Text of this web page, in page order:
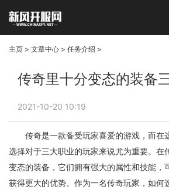
主页 > 文章中心 > 任务介绍 >
2021-10-20 10:19
传奇是一款备受玩家喜爱的游戏，而在
选择对于三大职业的玩家来说尤为重要。在
变态的装备，它们拥有强大的属性和技能，
获得更大的优势。作为一名传奇玩家，如何